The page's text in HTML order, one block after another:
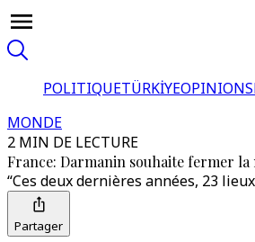
POLITIQUETÜRKİYEOPINIONS
MONDE
2 MIN DE LECTURE
France: Darmanin souhaite fermer la
“Ces deux dernières années, 23
Partager